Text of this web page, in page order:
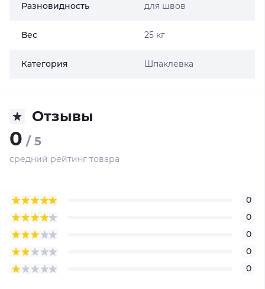
Разновидность для швов
Вес 25 кг
Категория Шпаклевка
Отзывы
0 / 5
средний рейтинг товара
0
0
0
0
0